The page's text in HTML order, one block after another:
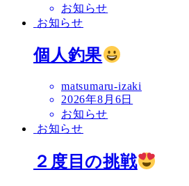
お知らせ
お知らせ
個人釣果
matsumaru-izaki
2026年8月6日
お知らせ
お知らせ
２度目の挑戦